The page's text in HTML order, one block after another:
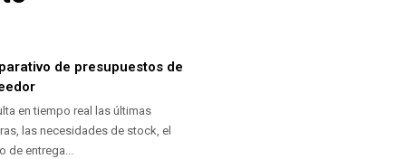
de presupuestos de
en tiempo real las últimas
las necesidades de stock, el
de entrega...